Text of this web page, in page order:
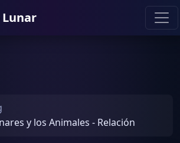
y los Animales - Relación